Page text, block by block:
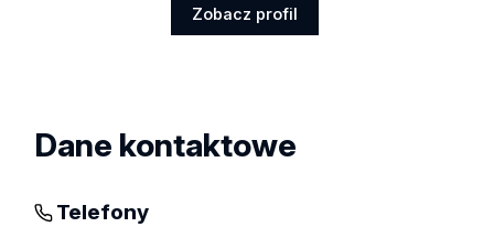
Zobacz profil
Dane kontaktowe
Telefony